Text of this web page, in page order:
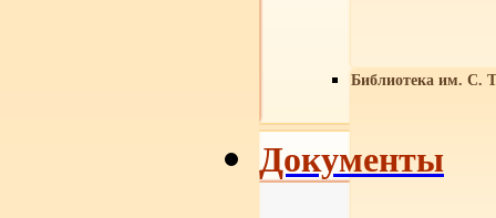
Библиотека им. С.
Документы